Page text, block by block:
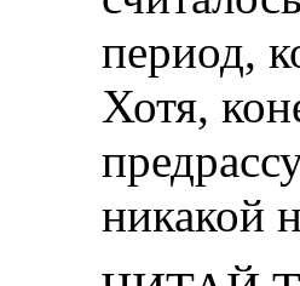
период,
Хотя,
никакой